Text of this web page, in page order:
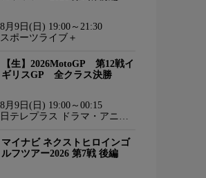
8月9日(日) 19:00～21:30
スポーツライブ＋
【生】2026MotoGP 第12戦イ
ギリスGP 全クラス決勝
8月9日(日) 19:00～00:15
日テレプラス ドラマ・アニ
マイナビ ネクストヒロインゴ
ルフツアー2026 第7戦 後編